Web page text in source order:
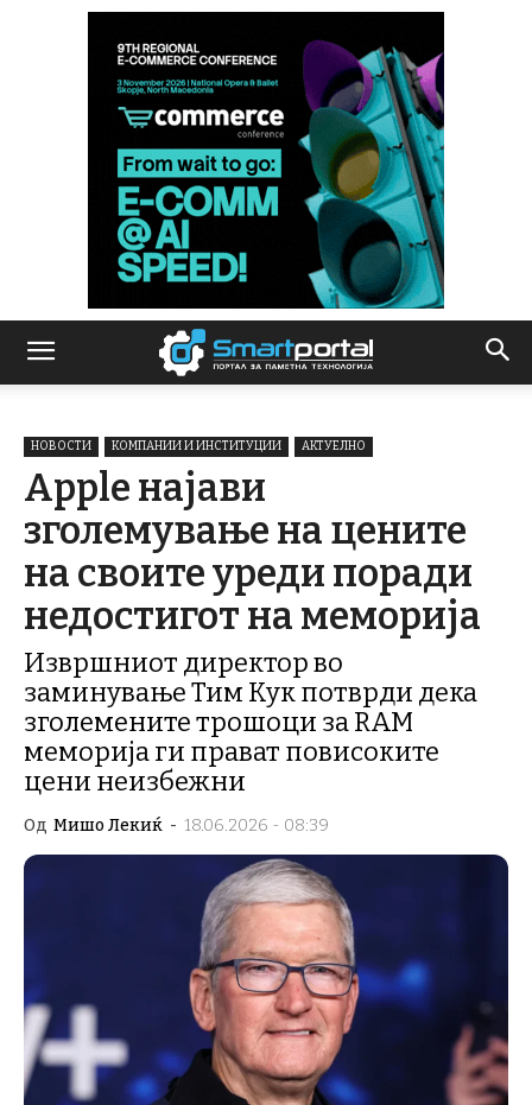
НОВОСТИ КОМПАНИИ И ИНСТИТУЦИИ АКТУЕЛНО
Apple најави
зголемување на цените
на своите уреди поради
недостигот на меморија
Извршниот директор во
заминување Тим Кук потврди дека
зголемените трошоци за RAM
меморија ги прават повисоките
цени неизбежни
Од Мишо Лекиќ - 18.06.2026 - 08:39